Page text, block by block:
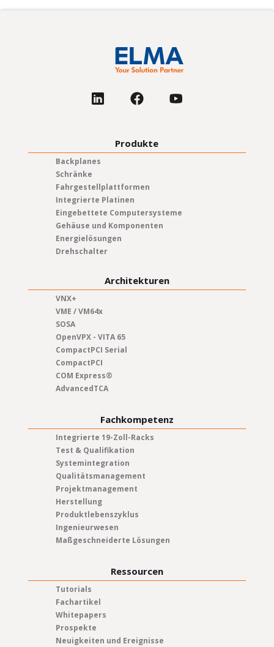
Produkte
Backplanes
Schränke
Fahrgestellplattformen
Integrierte Platinen
Eingebettete Computersysteme
Gehäuse und Komponenten
Energielösungen
Drehschalter
Architekturen
VNX+
VME / VM64x
SOSA
OpenVPX - VITA 65
CompactPCI Serial
CompactPCI
COM Express®
AdvancedTCA
Fachkompetenz
Integrierte 19-Zoll-Racks
Test & Qualifikation
Systemintegration
Qualitätsmanagement
Projektmanagement
Herstellung
Produktlebenszyklus
Ingenieurwesen
Maßgeschneiderte Lösungen
Ressourcen
Tutorials
Fachartikel
Whitepapers
Prospekte
Neuigkeiten und Ereignisse